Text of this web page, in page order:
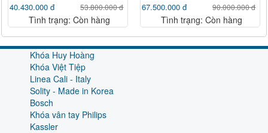
40.430.000 đ 53.800.000 đ
Tình trạng: Còn hàng
67.500.000 đ 90.000.000 đ
Tình trạng: Còn hàng
Khóa Huy Hoàng
Khóa Việt Tiệp
Linea Cali - Italy
Solity - Made in Korea
Bosch
Khóa vân tay Philips
Kassler